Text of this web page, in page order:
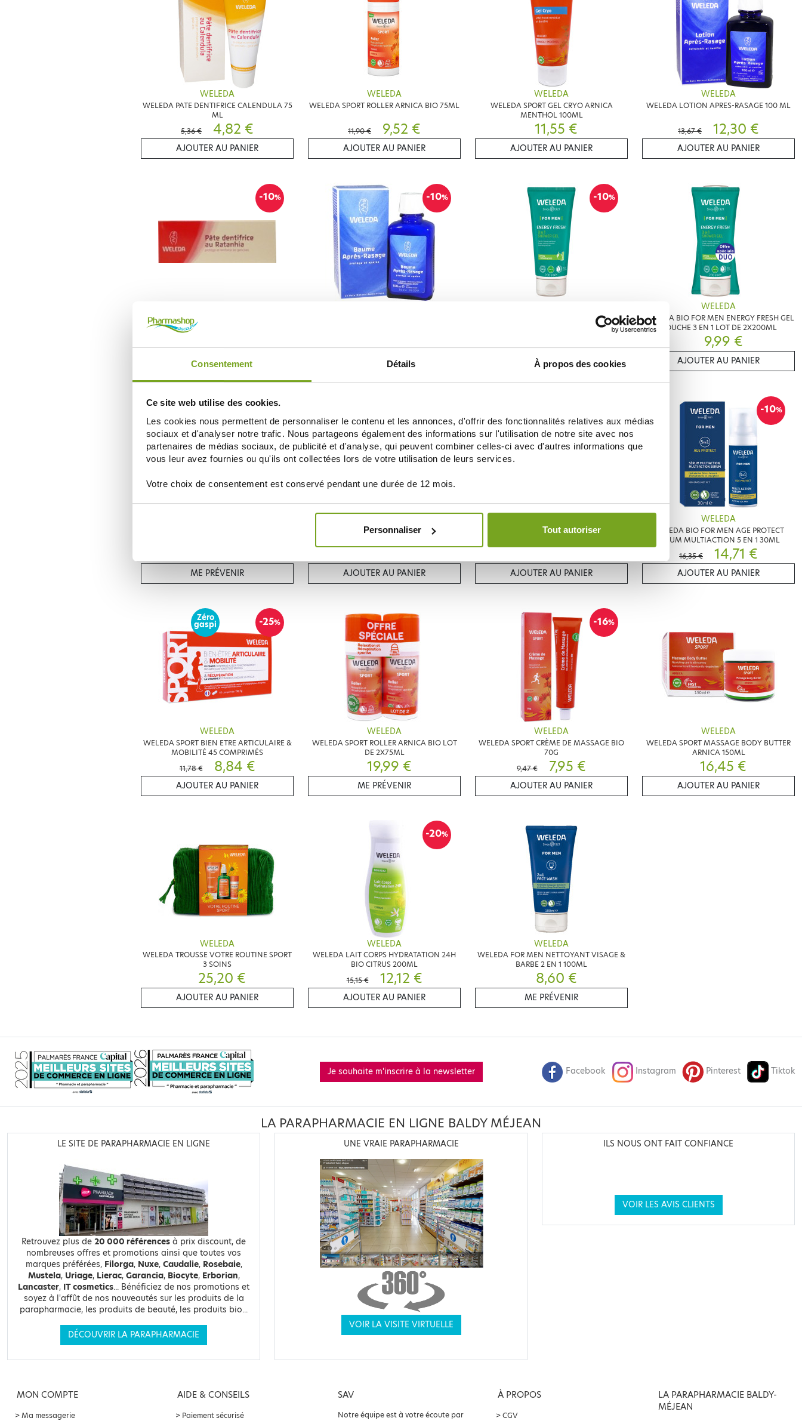
Consentement Détails À propos des cookies
Ce site web utilise des cookies.
Les cookies nous permettent de personnaliser le contenu et les annonces, d'offrir des fonctionnalités relatives aux médias
sociaux et d'analyser notre trafic. Nous partageons également des informations sur l'utilisation de notre site avec nos
partenaires de médias sociaux, de publicité et d'analyse, qui peuvent combiner celles-ci avec d'autres informations que
vous leur avez fournies ou qu'ils ont collectées lors de votre utilisation de leurs services.
Votre choix de consentement est conservé pendant une durée de 12 mois.
Personnaliser Tout autoriser
WELEDA
WELEDA PATE DENTIFRICE CALENDULA 75
ML
5,36 €
4,82 €
AJOUTER AU PANIER
WELEDA
WELEDA SPORT ROLLER ARNICA BIO 75ML
11,90 € 9,52 €
AJOUTER AU PANIER
WELEDA
WELEDA SPORT GEL CRYO ARNICA
MENTHOL 100ML
11,55 €
AJOUTER AU PANIER
WELEDA
WELEDA LOTION APRES-RASAGE 100 ML
13,67 € 12,30 €
AJOUTER AU PANIER
-10%
WELEDA PATE DENTIFRICE AU RATANHIA
AJOUTER AU PANIER
-10%
AJOUTER AU PANIER
-10%
WELEDA BIO FOR MEN ENERGY FRESH GEL
AJOUTER AU PANIER
WELEDA
WELEDA BIO FOR MEN ENERGY FRESH GEL
DOUCHE 3 EN 1 LOT DE 2X200ML
9,99 €
AJOUTER AU PANIER
ME PRÉVENIR
WELEDA CREME MAINS & ONGLES
7,19 €
AJOUTER AU PANIER
WELEDA ARNICA BAIN RECUPERATION
12,15 €
AJOUTER AU PANIER
-10%
WELEDA
WELEDA BIO FOR MEN AGE PROTECT
SERUM MULTIACTION 5 EN 1 30ML
16,35 €
14,71 €
AJOUTER AU PANIER
-25%
Zéro
gaspi
WELEDA
WELEDA SPORT BIEN ETRE ARTICULAIRE &
MOBILITÉ 45 COMPRIMÉS
11,78 €
8,84 €
AJOUTER AU PANIER
WELEDA
WELEDA SPORT ROLLER ARNICA BIO LOT
DE 2X75ML
19,99 €
ME PRÉVENIR
-16%
WELEDA
WELEDA SPORT CRÈME DE MASSAGE BIO
70G
9,47 €
7,95 €
AJOUTER AU PANIER
WELEDA
WELEDA SPORT MASSAGE BODY BUTTER
ARNICA 150ML
16,45 €
AJOUTER AU PANIER
WELEDA
WELEDA TROUSSE VOTRE ROUTINE SPORT
3 SOINS
25,20 €
AJOUTER AU PANIER
-20%
WELEDA
WELEDA LAIT CORPS HYDRATATION 24H
BIO CITRUS 200ML
15,15 €
12,12 €
AJOUTER AU PANIER
WELEDA
WELEDA FOR MEN NETTOYANT VISAGE &
BARBE 2 EN 1 100ML
8,60 €
ME PRÉVENIR
Je souhaite m'inscrire à la newsletter Facebook Instagram Pinterest Tiktok
LA PARAPHARMACIE EN LIGNE BALDY MÉJEAN
LE SITE DE PARAPHARMACIE EN LIGNE
Retrouvez plus de 20 000 références à prix discount, de
nombreuses offres et promotions ainsi que toutes vos
marques préférées, Filorga, Nuxe, Caudalie, Rosebaie,
Mustela, Uriage, Lierac, Garancia, Biocyte, Erborian,
Lancaster, IT cosmetics... Bénéficiez de nos promotions et
soyez à l'affût de nos nouveautés sur les produits de la
parapharmacie, les produits de beauté, les produits bio...
DÉCOUVRIR LA PARAPHARMACIE
UNE VRAIE PARAPHARMACIE
VOIR LA VISITE VIRTUELLE
ILS NOUS ONT FAIT CONFIANCE
VOIR LES AVIS CLIENTS
MON COMPTE
Ma messagerie
AIDE & CONSEILS
Paiement sécurisé
SAV
Notre équipe est à votre écoute par
À PROPOS
CGV
LA PARAPHARMACIE BALDY-
MÉJEAN